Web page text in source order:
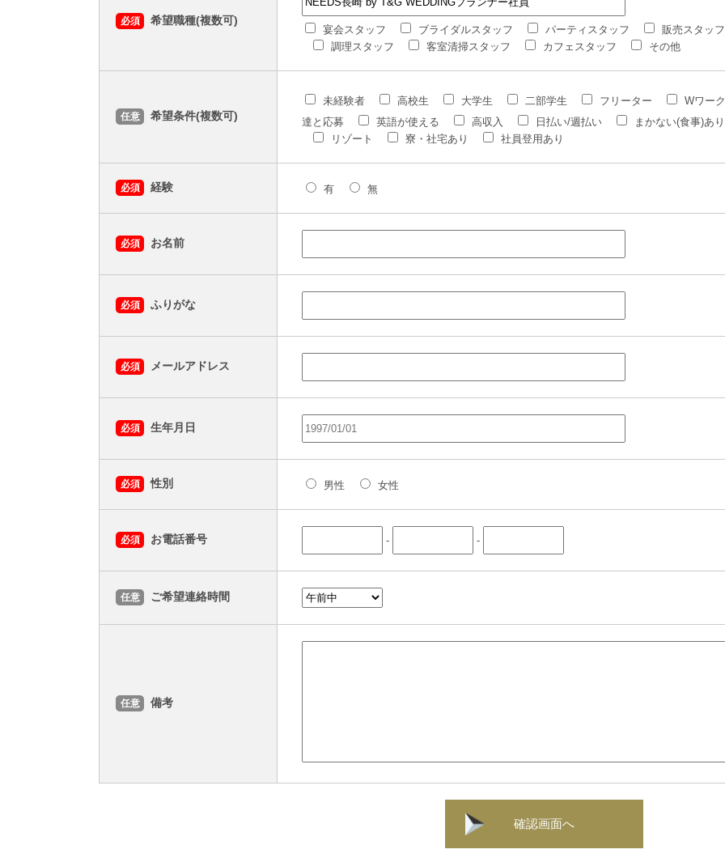
必須 希望職種(複数可)
宴会スタッフ ブライダルスタッフ パーティスタッフ 販売スタッフ
調理スタッフ
客室清掃スタッフ カフェスタッフ その他
任意 希望条件(複数可)
未経験者 高校生 大学生 二部学生 フリーター Wワーク
達と応募
英語が使える 高収入 日払い/週払い まかない(食事)あり
リゾート
寮・社宅あり 社員登用あり
必須 経験 有 無
必須 お名前
必須 ふりがな
必須 メールアドレス
必須 生年月日
必須 性別 男性 女性
必須 お電話番号 - -
任意 ご希望連絡時間
任意 備考
確認画面へ